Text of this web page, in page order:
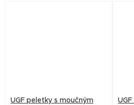
UGF peletky s moučným